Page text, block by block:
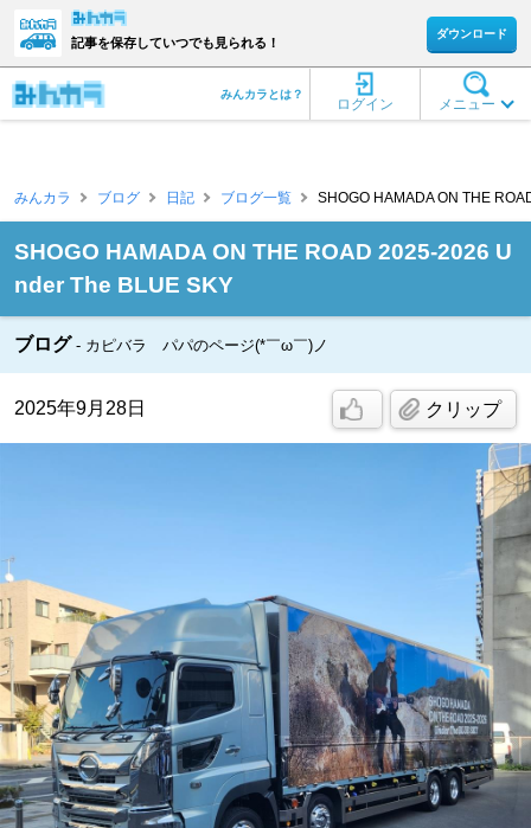
記事を保存していつでも見られる！
ダウンロード
メニュー
ログイン
みんカラとは？
みんカラ ブログ 日記 ブログ一覧 SHOGO HAMADA ON THE
SHOGO HAMADA ON THE ROAD 2025-2026 U
nder The BLUE SKY
ブログ カピバラ パパのページ(*￣ω￣)ノ
2025年9月28日 クリップ